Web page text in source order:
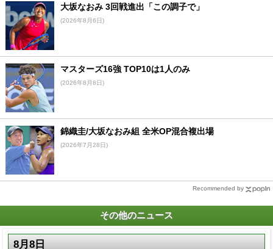
大坂なおみ 3回戦進出「この調子で」
(2026年8月6日)
マスターズ16強 TOP10は1人のみ
(2026年8月8日)
錦織圭/大坂なおみ組 全米OP混合複出場
(2026年7月28日)
Recommended by
その他のニュース
8月8日